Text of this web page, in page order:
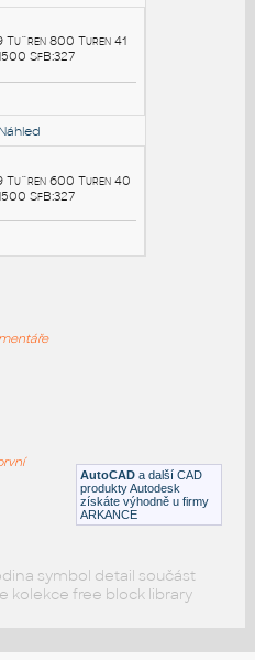
49 Tu¨ren 800 Turen 40
SfB:327
:
49 Tu¨ren 800 Turen 41
SfB:327
:
49 Tu¨ren 600 Turen 40
AutoCAD a další CAD
produkty Autodesk
získáte výhodně u firmy
ARKANCE
symbol detail součást
kolekce free block library